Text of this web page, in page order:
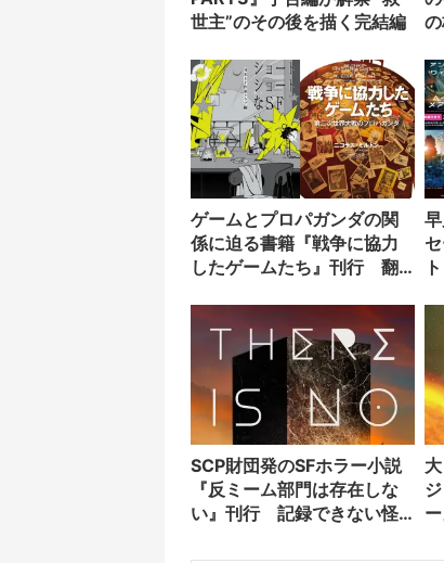
世主”のその後を描く完結編
ゲームとプロパガンダの関
係に迫る書籍『戦争に協力
したゲームたち』刊行 翻
SCP財団発のSFホラー小説
『反ミーム部門は存在しな
い』刊行 記録できない怪